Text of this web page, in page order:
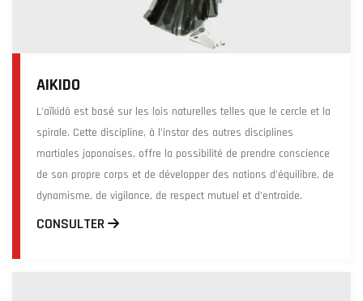
AIKIDO
L’aïkidô est basé sur les lois naturelles telles que le cercle et la
spirale. Cette discipline, à l’instar des autres disciplines
martiales japonaises, offre la possibilité de prendre conscience
de son propre corps et de développer des notions d’équilibre, de
dynamisme, de vigilance, de respect mutuel et d’entraide.
CONSULTER